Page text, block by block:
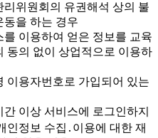
리위원회의 유권해석 상의 불
동을 하는 경우
를 이용하여 얻은 정보를 교육
동의 없이 상업적으로 이용하
이용자번호로 가입되어 있는
간 이상 서비스에 로그인하지
인정보 수집․이용에 대한 재